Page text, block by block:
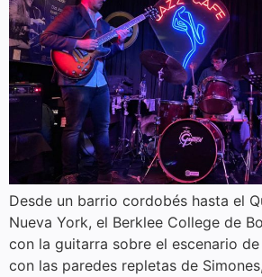
Desde un barrio cordobés hasta el
Nueva York, el Berklee College de
con la guitarra sobre el escenario
con las paredes repletas de